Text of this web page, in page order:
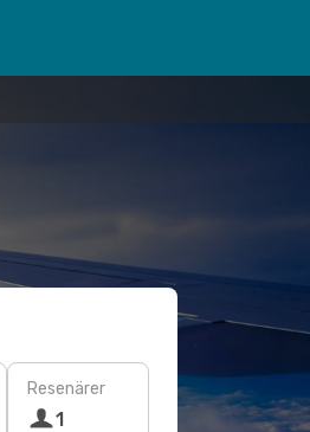
Resenärer
1